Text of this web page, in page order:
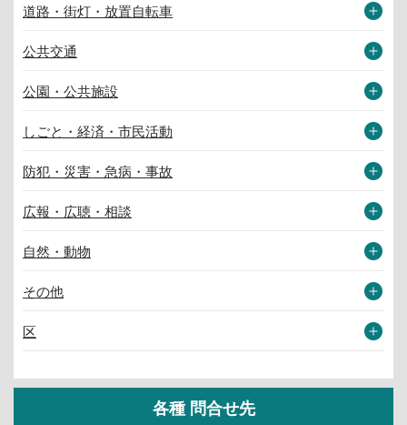
道路・街灯・放置自転車
公共交通
公園・公共施設
しごと・経済・市民活動
防犯・災害・急病・事故
広報・広聴・相談
自然・動物
その他
区
各種 問合せ先